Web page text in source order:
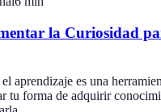
la Curiosidad
aprendizaje es una
tu forma de adquirir